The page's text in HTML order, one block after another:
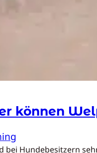
können
bei Hundebesitzern